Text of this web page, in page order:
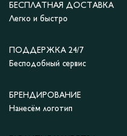
БЕСПЛАТНАЯ ДОСТАВКА
Легко и быстро
ПОДДЕРЖКА 24/7
Бесподобный сервис
БРЕНДИРОВАНИЕ
Нанесём логотип